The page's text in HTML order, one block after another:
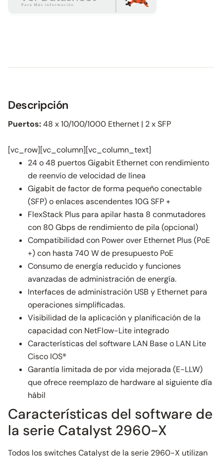
Descripción
Puertos:48 x 10/100/1000 Ethernet | 2 x SFP
[vc_row][vc_column][vc_column_text]
24 o 48 puertos Gigabit Ethernet con rendimiento
de reenvío de velocidad de línea
Gigabit de factor de forma pequeño conectable
(SFP) o enlaces ascendentes 10G SFP +
FlexStack Plus para apilar hasta 8 conmutadores
con 80 Gbps de rendimiento de pila (opcional)
Compatibilidad con Power over Ethernet Plus (PoE
+) con hasta 740 W de presupuesto PoE
Consumo de energía reducido y funciones
avanzadas de administración de energía.
Interfaces de administración USB y Ethernet para
operaciones simplificadas.
Visibilidad de la aplicación y planificación de la
capacidad con NetFlow-Lite integrado
Características del software LAN Base o LAN Lite
Cisco IOS®
Garantía limitada de por vida mejorada (E-LLW)
que ofrece reemplazo de hardware al siguiente día
hábil
Características del software de
la serie Catalyst 2960-X
Todos los switches Catalyst de la serie 2960-X utilizan